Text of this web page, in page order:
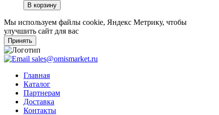
В корзину
Мы используем файлы cookie, Яндекс Метрику, чтобы
улучшить сайт для вас
Принять
sales@omismarket.ru
Главная
Каталог
Партнерам
Доставка
Контакты